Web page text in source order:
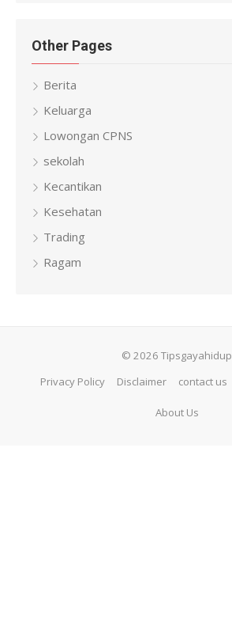
Other Pages
Berita
Keluarga
Lowongan CPNS
sekolah
Kecantikan
Kesehatan
Trading
Ragam
© 2026 Tipsgayahidup
Privacy Policy
Disclaimer contact us
About Us